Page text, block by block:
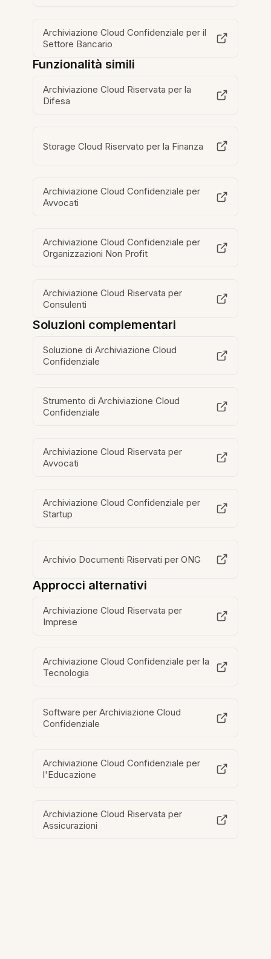
Archiviazione Cloud Confidenziale per il
Settore Bancario
Funzionalità simili
Archiviazione Cloud Riservata per la
Difesa
Storage Cloud Riservato per la Finanza
Archiviazione Cloud Confidenziale per
Avvocati
Archiviazione Cloud Confidenziale per
Organizzazioni Non Profit
Archiviazione Cloud Riservata per
Consulenti
Soluzioni complementari
Soluzione di Archiviazione Cloud
Confidenziale
Strumento di Archiviazione Cloud
Confidenziale
Archiviazione Cloud Riservata per
Avvocati
Archiviazione Cloud Confidenziale per
Startup
Archivio Documenti Riservati per ONG
Approcci alternativi
Archiviazione Cloud Riservata per
Imprese
Archiviazione Cloud Confidenziale per la
Tecnologia
Software per Archiviazione Cloud
Confidenziale
Archiviazione Cloud Confidenziale per
l'Educazione
Archiviazione Cloud Riservata per
Assicurazioni